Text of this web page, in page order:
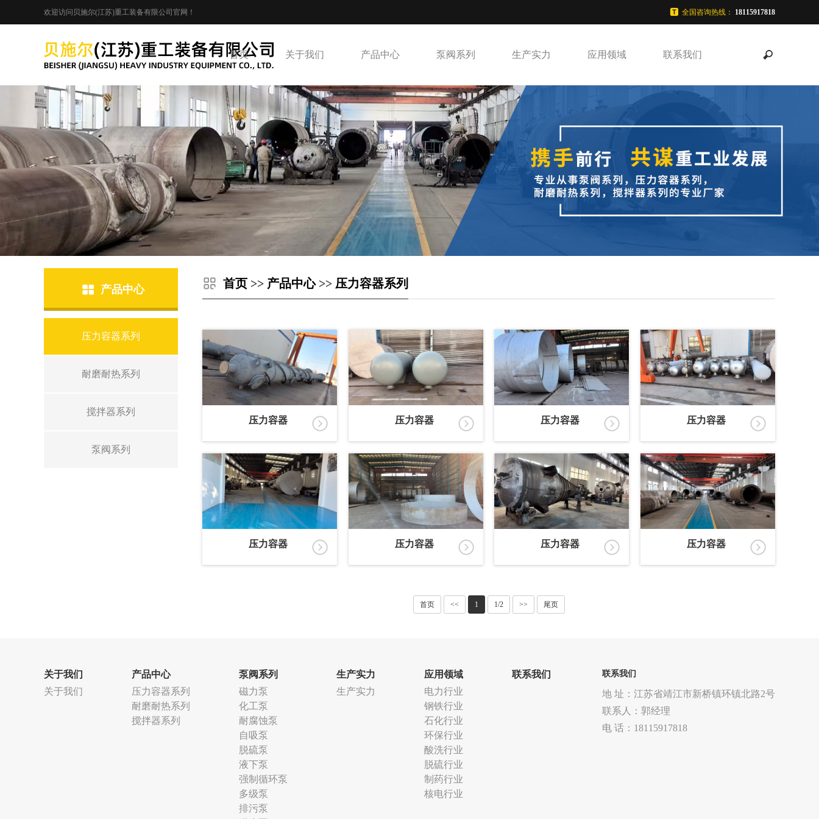
欢迎访问贝施尔(江苏)重工装备有限公司官网！ 全国咨询热线： 18115917818
首页 关于我们 产品中心 泵阀系列 生产实力 应用领域 联系我们
产品中心
压力容器系列
耐磨耐热系列
搅拌器系列
泵阀系列
首页 >> 产品中心>> 压力容器系列
压力容器 压力容器 压力容器 压力容器
压力容器 压力容器 压力容器 压力容器
首页 << 1 1/2 >> 尾页
关于我们
关于我们
产品中心
压力容器系列
耐磨耐热系列
搅拌器系列
泵阀系列
磁力泵
化工泵
耐腐蚀泵
自吸泵
脱硫泵
液下泵
强制循环泵
多级泵
排污泵
生产实力
生产实力
应用领域
电力行业
钢铁行业
石化行业
环保行业
酸洗行业
脱硫行业
制药行业
核电行业
联系我们 联系我们
地 址：江苏省靖江市新桥镇环镇北路2号
联系人：郭经理
电 话：18115917818